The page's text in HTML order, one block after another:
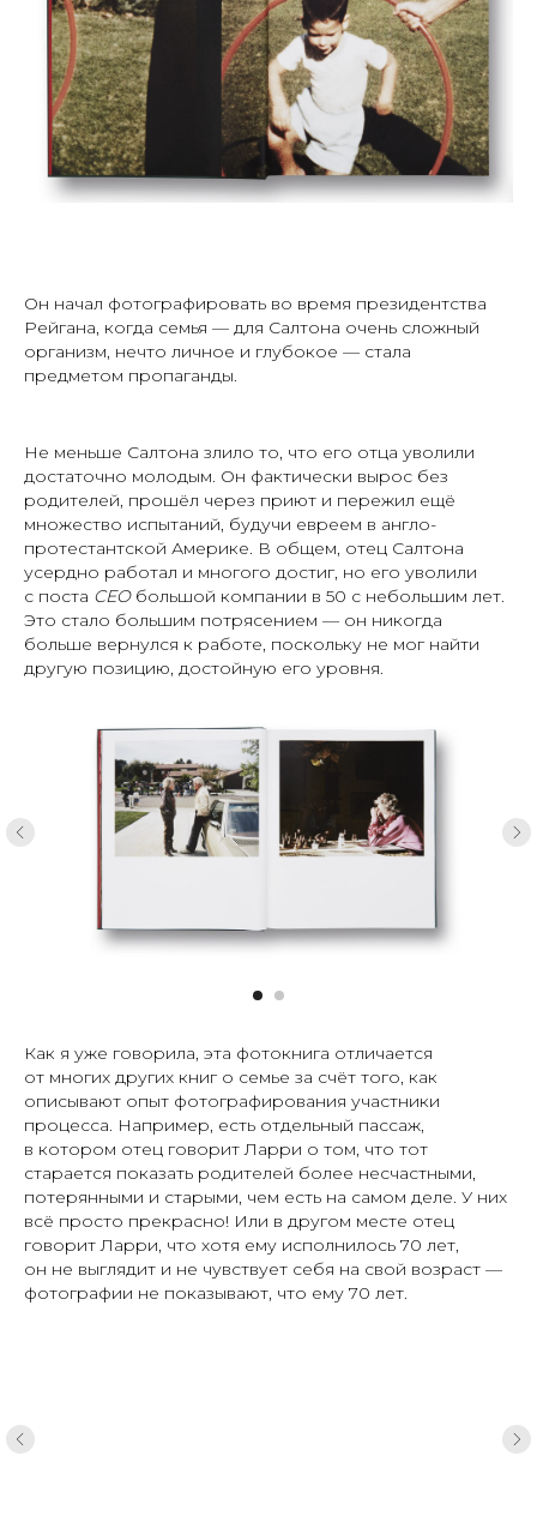
Он начал фотографировать во время президентства
Рейгана, когда семья — для Салтона очень сложный
организм, нечто личное и глубокое — стала
предметом пропаганды.
Не меньше Салтона злило то, что его отца уволили
достаточно молодым. Он фактически вырос без
родителей, прошёл через приют и пережил ещё
множество испытаний, будучи евреем в англо-
протестантской Америке. В общем, отец Салтона
усердно работал и многого достиг, но его уволили
с поста CEOбольшой компании в 50 с небольшим лет.
Это стало большим потрясением — он никогда
больше вернулся к работе, поскольку не мог найти
другую позицию, достойную его уровня.
Как я уже говорила, эта фотокнига отличается
от многих других книг о семье за счёт того, как
описывают опыт фотографирования участники
процесса. Например, есть отдельный пассаж,
в котором отец говорит Ларри о том, что тот
старается показать родителей более несчастными,
потерянными и старыми, чем есть на самом деле. У них
всё просто прекрасно! Или в другом месте отец
говорит Ларри, что хотя ему исполнилось 70 лет,
он не выглядит и не чувствует себя на свой возраст —
фотографии не показывают, что ему 70 лет.